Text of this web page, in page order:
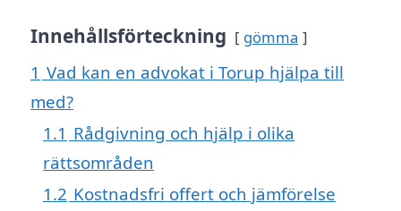
Innehållsförteckning gömma
1 Vad kan en advokat i Torup hjälpa till
med?
1.1 Rådgivning och hjälp i olika
rättsområden
1.2 Kostnadsfri offert och jämförelse